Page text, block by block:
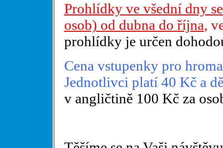
Prohlídky ve všední dny
osob) od dubna do října,
prohlídky je určen
Cena vstupenky pro
Jednotlivci platí 40 Kč a
v angličtině 100 Kč za